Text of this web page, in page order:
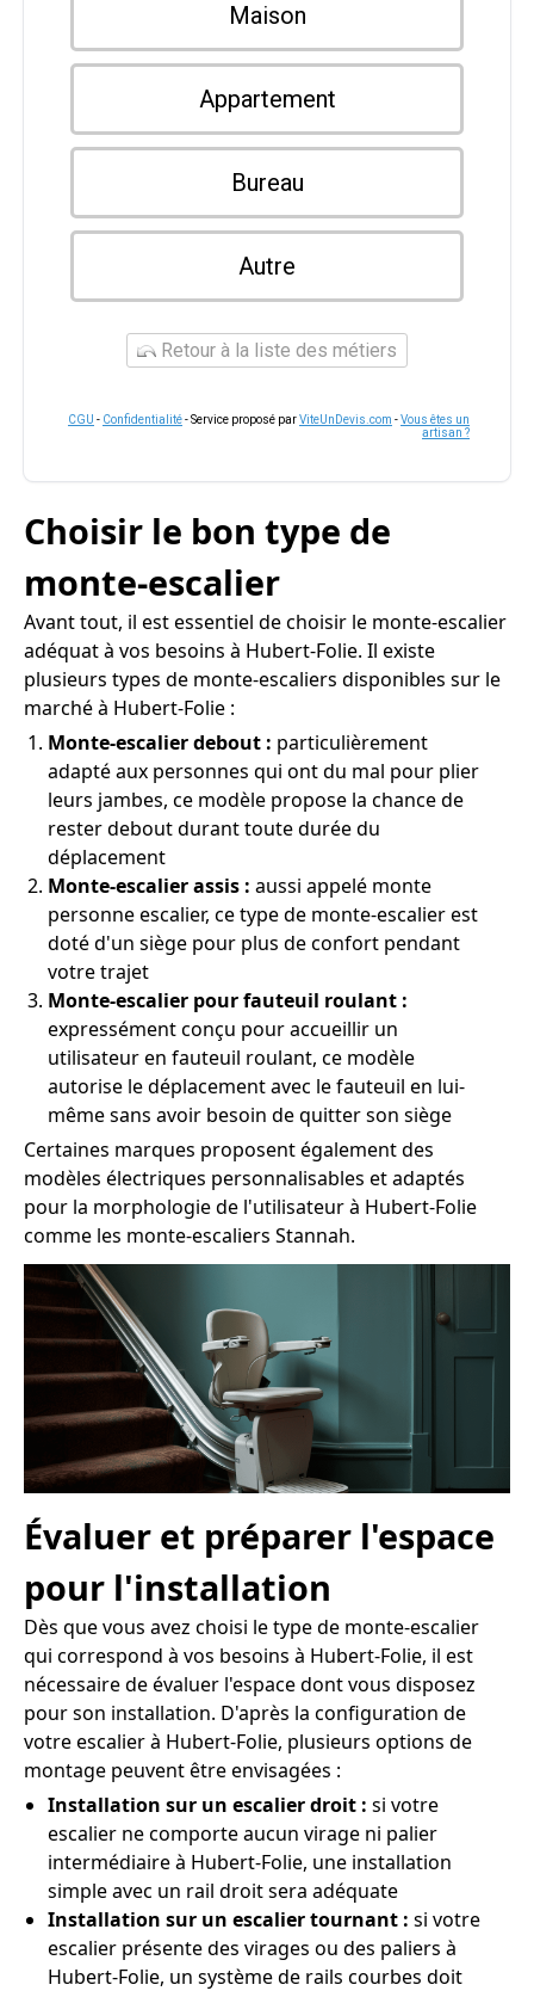
Maison
Appartement
Bureau
Autre
Retour à la liste des métiers
CGU - Confidentialité- Service proposé parViteUnDevis.com -Vous êtes un
artisan ?
Choisir le bon type de
monte-escalier
Avant tout, il est essentiel de choisir le monte-escalier
adéquat à vos besoins à Hubert-Folie. Il existe
plusieurs types de monte-escaliers disponibles sur le
marché à Hubert-Folie :
Monte-escalier debout : particulièrement
adapté aux personnes qui ont du mal pour plier
leurs jambes, ce modèle propose la chance de
rester debout durant toute durée du
déplacement
Monte-escalier assis : aussi appelé monte
personne escalier, ce type de monte-escalier est
doté d'un siège pour plus de confort pendant
votre trajet
Monte-escalier pour fauteuil roulant :
expressément conçu pour accueillir un
utilisateur en fauteuil roulant, ce modèle
autorise le déplacement avec le fauteuil en lui-
même sans avoir besoin de quitter son siège
Certaines marques proposent également des
modèles électriques personnalisables et adaptés
pour la morphologie de l'utilisateur à Hubert-Folie
comme les monte-escaliers Stannah.
Évaluer et préparer l'espace
pour l'installation
Dès que vous avez choisi le type de monte-escalier
qui correspond à vos besoins à Hubert-Folie, il est
nécessaire de évaluer l'espace dont vous disposez
pour son installation. D'après la configuration de
votre escalier à Hubert-Folie, plusieurs options de
montage peuvent être envisagées :
Installation sur un escalier droit : si votre
escalier ne comporte aucun virage ni palier
intermédiaire à Hubert-Folie, une installation
simple avec un rail droit sera adéquate
Installation sur un escalier tournant : si votre
escalier présente des virages ou des paliers à
Hubert-Folie, un système de rails courbes doit